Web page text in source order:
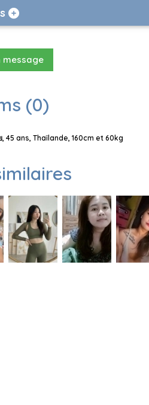
message
(0)
45 ans, Thaïlande, 160cm et 60kg